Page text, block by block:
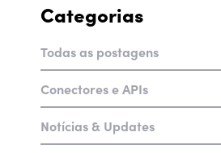
Categorias
Todas as postagens
Conectores e APIs
Notícias & Updates